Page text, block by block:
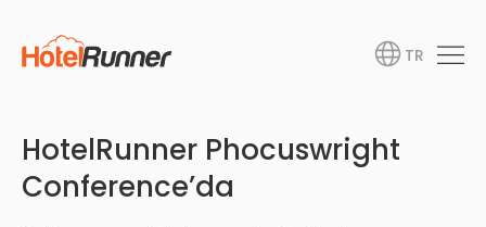
TR
HotelRunner Phocuswright
Conference’da